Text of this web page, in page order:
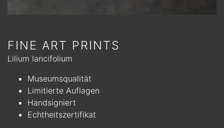
FINE ART PRINTS
Lilium lancifolium
Museumsqualität
Limitierte Auflagen
Handsigniert
Echtheitszertifikat